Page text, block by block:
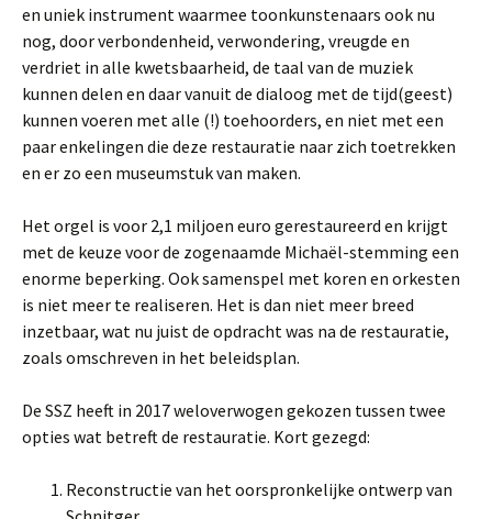
en uniek instrument waarmee toonkunstenaars ook nu
nog, door verbondenheid, verwondering, vreugde en
verdriet in alle kwetsbaarheid, de taal van de muziek
kunnen delen en daar vanuit de dialoog met de tijd(geest)
kunnen voeren met alle (!) toehoorders, en niet met een
paar enkelingen die deze restauratie naar zich toetrekken
en er zo een museumstuk van maken.
Het orgel is voor 2,1 miljoen euro gerestaureerd en krijgt
met de keuze voor de zogenaamde Michaël-stemming een
enorme beperking. Ook samenspel met koren en orkesten
is niet meer te realiseren. Het is dan niet meer breed
inzetbaar, wat nu juist de opdracht was na de restauratie,
zoals omschreven in het beleidsplan.
De SSZ heeft in 2017 weloverwogen gekozen tussen twee
opties wat betreft de restauratie. Kort gezegd:
Reconstructie van het oorspronkelijke ontwerp van